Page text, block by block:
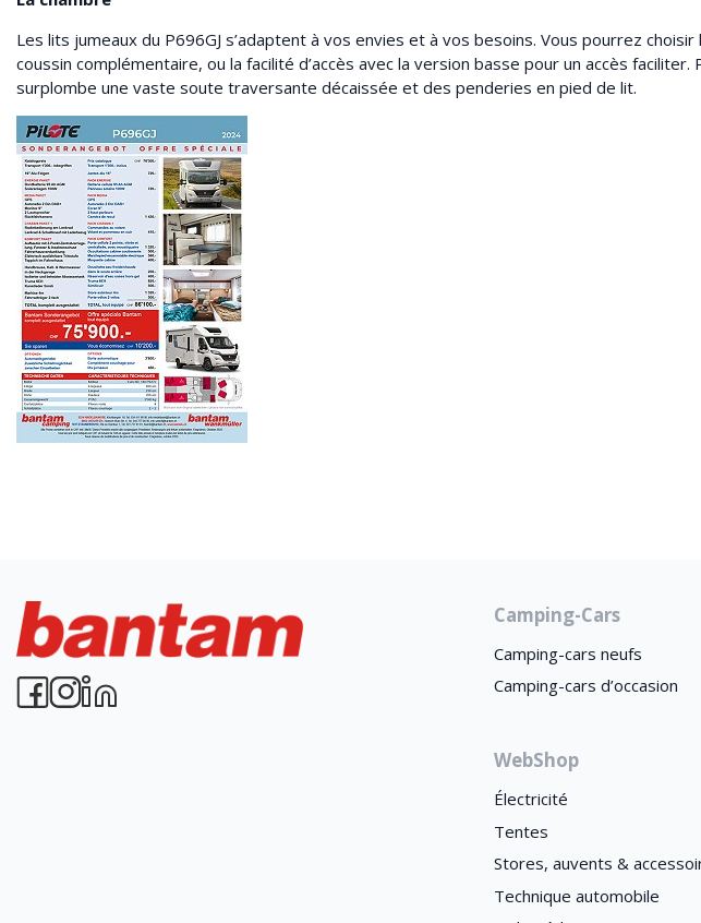
Les lits jumeaux du P696GJ s’adaptent à vos envies et à vos besoins. Vous pourrez
coussin complémentaire, ou la facilité d’accès avec la version basse pour un accès
surplombe une vaste soute traversante décaissée et des penderies en pied de lit.
Camping-Cars
Camping-cars neufs
Camping-cars d’occasion
WebShop
Électricité
Tentes
Stores, auvents &
Technique automobile